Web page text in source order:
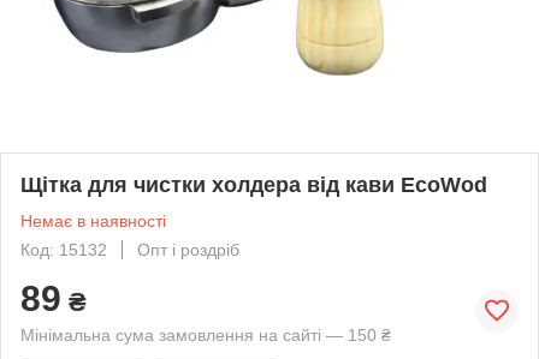
Щітка для чистки холдера від кави EcoWod
Немає в наявності
Код: 15132
Опт і роздріб
89 ₴
Мінімальна сума замовлення на сайті — 150 ₴